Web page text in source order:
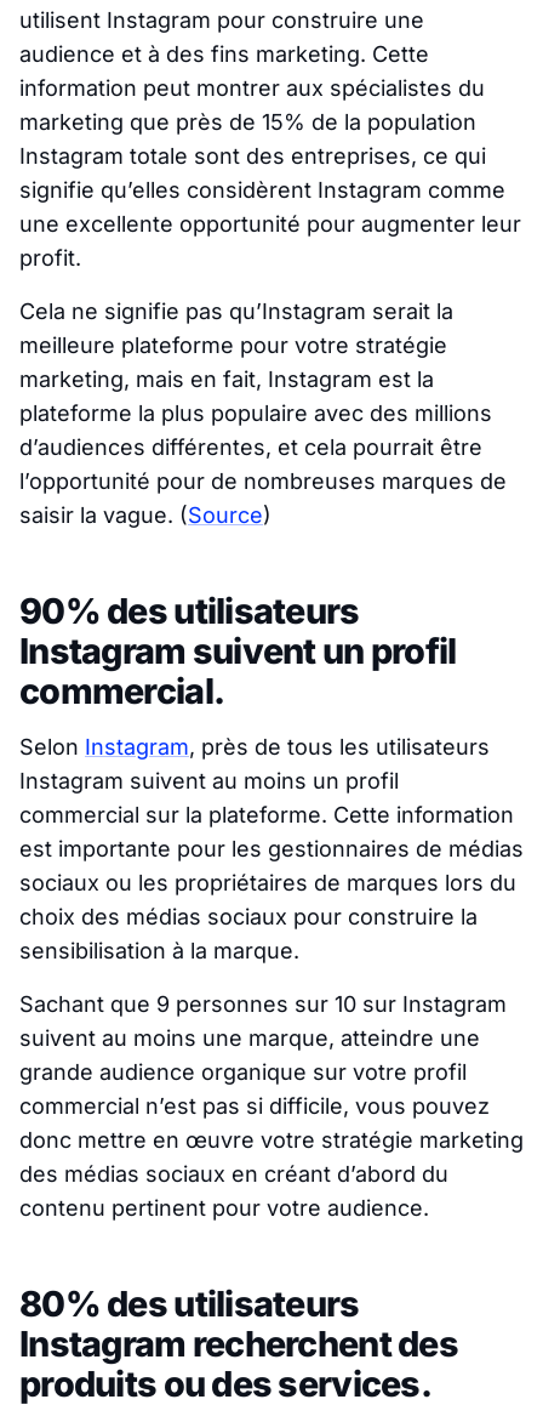
utilisent Instagram pour construire une
audience et à des fins marketing. Cette
information peut montrer aux spécialistes du
marketing que près de 15% de la population
Instagram totale sont des entreprises, ce qui
signifie qu’elles considèrent Instagram comme
une excellente opportunité pour augmenter leur
profit.
Cela ne signifie pas qu’Instagram serait la
meilleure plateforme pour votre stratégie
marketing, mais en fait, Instagram est la
plateforme la plus populaire avec des millions
d’audiences différentes, et cela pourrait être
l’opportunité pour de nombreuses marques de
saisir la vague. (Source)
90% des utilisateurs
Instagram suivent un profil
commercial.
Selon Instagram, près de tous les utilisateurs
Instagram suivent au moins un profil
commercial sur la plateforme. Cette information
est importante pour les gestionnaires de médias
sociaux ou les propriétaires de marques lors du
choix des médias sociaux pour construire la
sensibilisation à la marque.
Sachant que 9 personnes sur 10 sur Instagram
suivent au moins une marque, atteindre une
grande audience organique sur votre profil
commercial n’est pas si difficile, vous pouvez
donc mettre en œuvre votre stratégie marketing
des médias sociaux en créant d’abord du
contenu pertinent pour votre audience.
80% des utilisateurs
Instagram recherchent des
produits ou des services.